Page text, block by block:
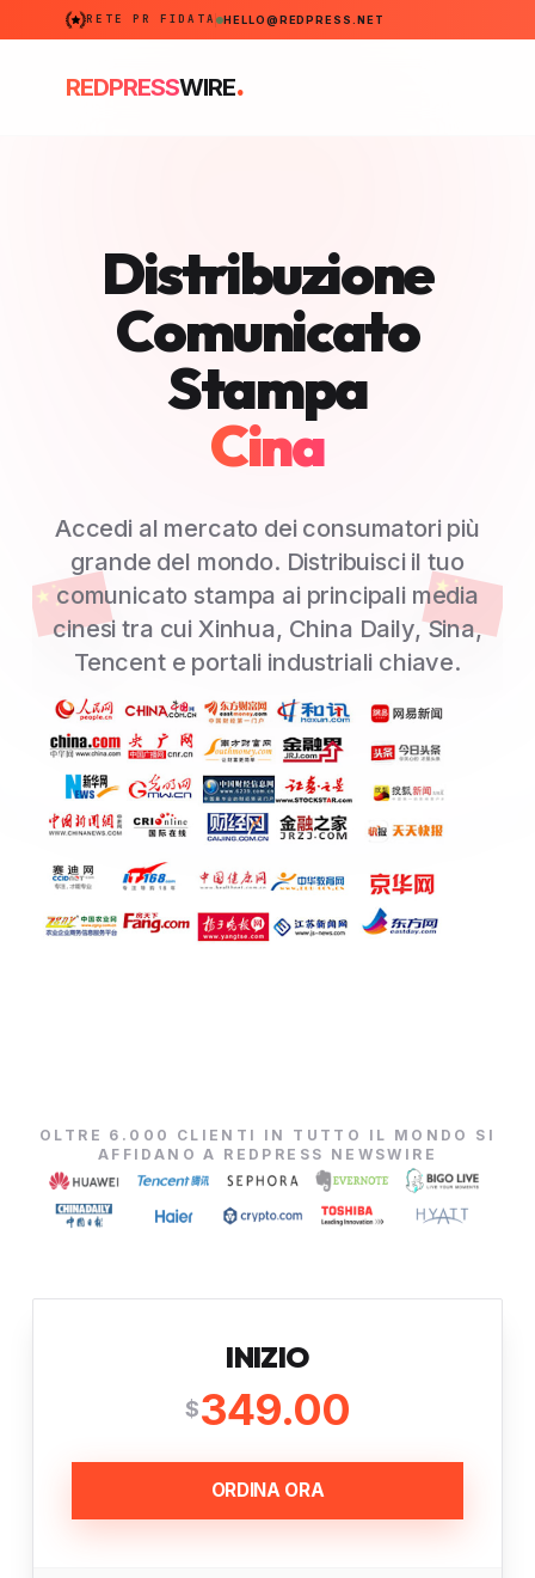
RETE PR FIDATA HELLO@REDPRESS.NET
REDPRESSWIRE.
Distribuzione
Comunicato
Stampa
Cina
Accedi al mercato dei consumatori più
grande del mondo. Distribuisci il tuo
comunicato stampa ai principali media
cinesi tra cui Xinhua, China Daily, Sina,
Tencent e portali industriali chiave.
OLTRE 6.000 CLIENTI IN TUTTO IL MONDO SI
AFFIDANO A REDPRESS NEWSWIRE
INIZIO
$349.00
ORDINA ORA